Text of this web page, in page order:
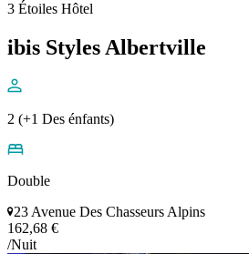
3 Étoiles Hôtel
ibis Styles Albertville
2 (+1 Des énfants)
Double
23 Avenue Des Chasseurs Alpins
162,68 €
/Nuit